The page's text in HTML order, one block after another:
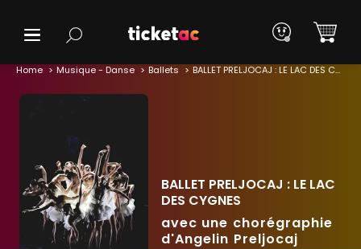
Home Musique - Danse Ballets BALLET PRELJOCAJ : LE LAC DES CYGNES
BALLET PRELJOCAJ : LE LAC
DES CYGNES
avec une chorégraphie
d'Angelin Preljocaj